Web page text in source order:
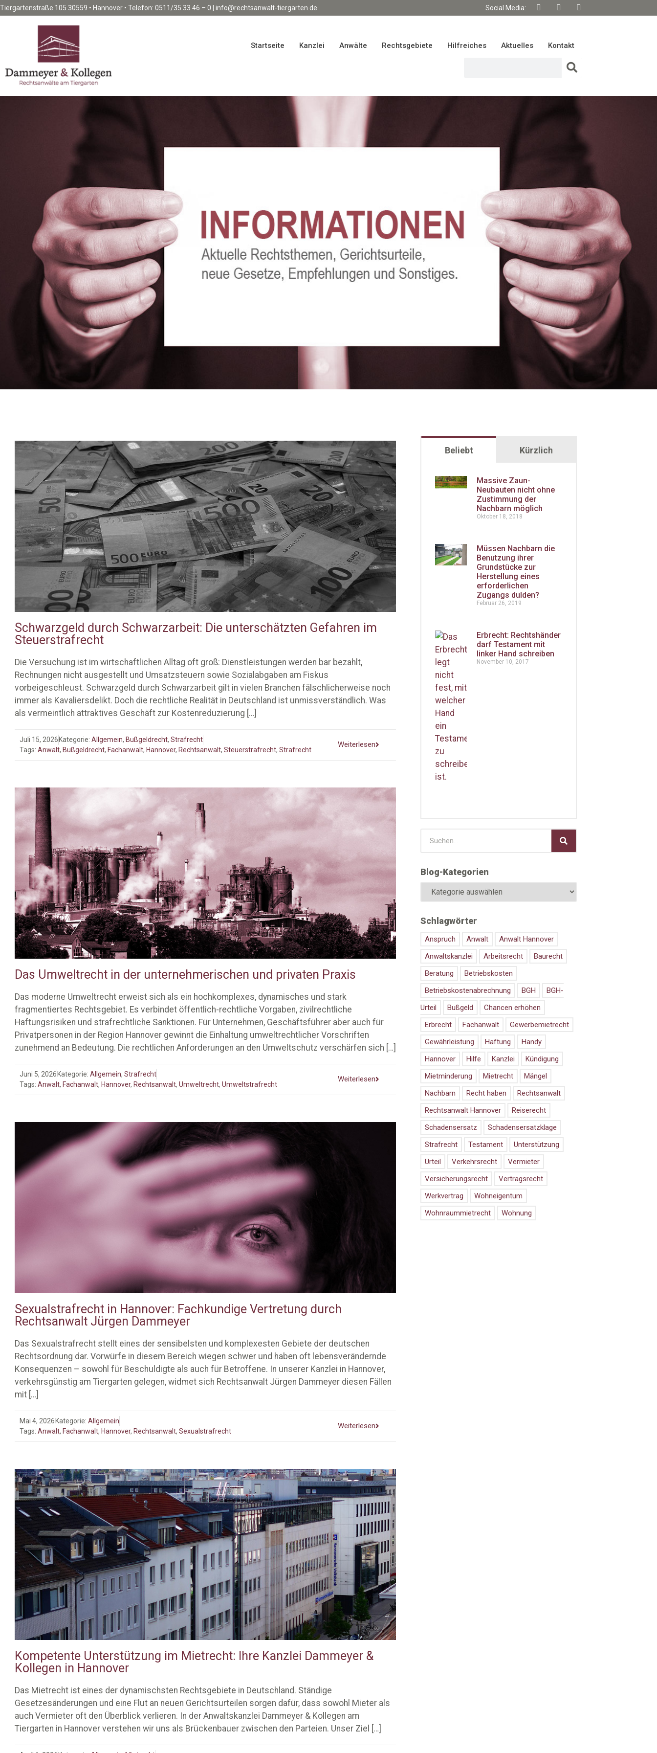
Tiergartenstraße 105 30559 • Hannover • Telefon: 0511/35 33 46 – 0 | info@rechtsanwalt-tiergarten.de Social Media:
Startseite Kanzlei Anwälte Rechtsgebiete Hilfreiches Aktuelles Kontakt
Schwarzgeld durch Schwarzarbeit: Die unterschätzten Gefahren im
Steuerstrafrecht
Die Versuchung ist im wirtschaftlichen Alltag oft groß: Dienstleistungen werden bar bezahlt,
Rechnungen nicht ausgestellt und Umsatzsteuern sowie Sozialabgaben am Fiskus
vorbeigeschleust. Schwarzgeld durch Schwarzarbeit gilt in vielen Branchen fälschlicherweise noch
immer als Kavaliersdelikt. Doch die rechtliche Realität in Deutschland ist unmissverständlich. Was
als vermeintlich attraktives Geschäft zur Kostenreduzierung […]
Juli 15, 2026 Kategorie: Allgemein, Bußgeldrecht, Strafrecht
Tags: Anwalt, Bußgeldrecht, Fachanwalt, Hannover, Rechtsanwalt, Steuerstrafrecht, Strafrecht
Weiterlesen
Das Umweltrecht in der unternehmerischen und privaten Praxis
Das moderne Umweltrecht erweist sich als ein hochkomplexes, dynamisches und stark
fragmentiertes Rechtsgebiet. Es verbindet öffentlich-rechtliche Vorgaben, zivilrechtliche
Haftungsrisiken und strafrechtliche Sanktionen. Für Unternehmen, Geschäftsführer aber auch für
Privatpersonen in der Region Hannover gewinnt die Einhaltung umweltrechtlicher Vorschriften
zunehmend an Bedeutung. Die rechtlichen Anforderungen an den Umweltschutz verschärfen sich […]
Juni 5, 2026 Kategorie: Allgemein, Strafrecht
Tags: Anwalt, Fachanwalt, Hannover, Rechtsanwalt, Umweltrecht, Umweltstrafrecht
Weiterlesen
Sexualstrafrecht in Hannover: Fachkundige Vertretung durch
Rechtsanwalt Jürgen Dammeyer
Das Sexualstrafrecht stellt eines der sensibelsten und komplexesten Gebiete der deutschen
Rechtsordnung dar. Vorwürfe in diesem Bereich wiegen schwer und haben oft lebensverändernde
Konsequenzen – sowohl für Beschuldigte als auch für Betroffene. In unserer Kanzlei in Hannover,
verkehrsgünstig am Tiergarten gelegen, widmet sich Rechtsanwalt Jürgen Dammeyer diesen Fällen
mit […]
Mai 4, 2026 Kategorie: Allgemein
Tags: Anwalt, Fachanwalt, Hannover, Rechtsanwalt, Sexualstrafrecht
Weiterlesen
Kompetente Unterstützung im Mietrecht: Ihre Kanzlei Dammeyer &
Kollegen in Hannover
Das Mietrecht ist eines der dynamischsten Rechtsgebiete in Deutschland. Ständige
Gesetzesänderungen und eine Flut an neuen Gerichtsurteilen sorgen dafür, dass sowohl Mieter als
auch Vermieter oft den Überblick verlieren. In der Anwaltskanzlei Dammeyer & Kollegen am
Tiergarten in Hannover verstehen wir uns als Brückenbauer zwischen den Parteien. Unser Ziel […]
Beliebt Kürzlich
Massive Zaun-
Neubauten nicht ohne
Zustimmung der
Nachbarn möglich
Oktober 18, 2018
Müssen Nachbarn die
Benutzung ihrer
Grundstücke zur
Herstellung eines
erforderlichen
Zugangs dulden?
Februar 26, 2019
Erbrecht: Rechtshänder
darf Testament mit
linker Hand schreiben
November 10, 2017
Blog-Kategorien
Schlagwörter
Anspruch Anwalt
Anwalt Hannover
Anwaltskanzlei
Arbeitsrecht
Baurecht
Beratung
Betriebskosten
Betriebskostenabrechnung
BGH
BGH-
Urteil
Bußgeld
Chancen erhöhen
Erbrecht
Fachanwalt
Gewerbemietrecht
Gewährleistung
Haftung
Handy
Hannover
Hilfe Kanzlei
Kündigung
Mietminderung
Mietrecht
Mängel
Nachbarn
Recht haben
Rechtsanwalt
Rechtsanwalt Hannover
Reiserecht
Schadensersatz
Schadensersatzklage
Strafrecht
Testament
Unterstützung
Urteil
Verkehrsrecht
Vermieter
Versicherungsrecht
Vertragsrecht
Werkvertrag
Wohneigentum
Wohnraummietrecht
Wohnung